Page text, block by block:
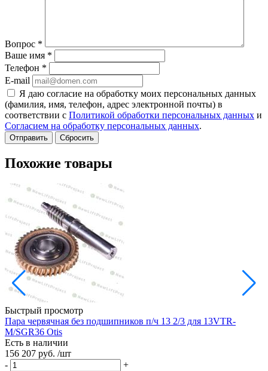
Вопрос *
Ваше имя *
Телефон *
E-mail
Я даю согласие на обработку моих персональных данных
(фамилия, имя, телефон, адрес электронной почты) в
соответствии с Политикой обработки персональных данных и
Согласием на обработку персональных данных.
Сбросить
Похожие товары
Быстрый просмотр
Пара червячная без подшипников п/ч 13 2/3 для 13VTR-
M/SGR36 Otis
Есть в наличии
156 207 руб. /шт
-
+